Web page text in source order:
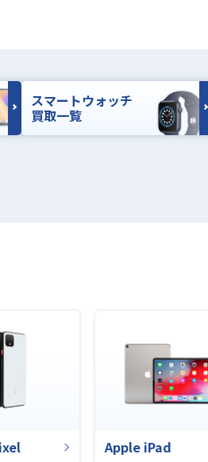
スマートウォッチ
買取一覧
Apple iPad